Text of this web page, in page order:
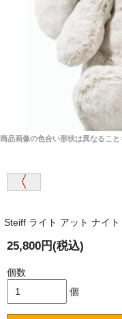
商品画像の色合い形状は異なること
Steiff ライト アット ナイ
25,800円(税込)
個数
個